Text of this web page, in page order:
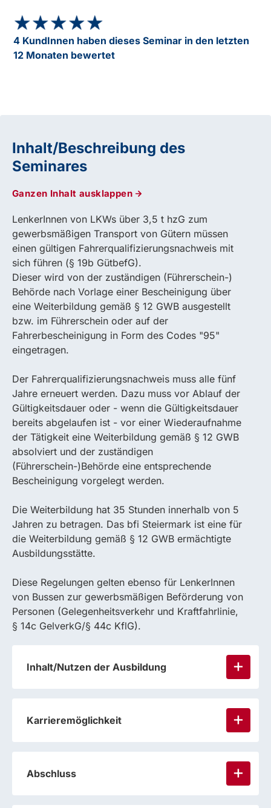
★★★★★
★★★★★
4 KundInnen haben dieses Seminar in den letzten
12 Monaten bewertet
Inhalt/Beschreibung des
Seminares
Ganzen Inhalt ausklappen
LenkerInnen von LKWs über 3,5 t hzG zum
gewerbsmäßigen Transport von Gütern müssen
einen gültigen Fahrerqualifizierungsnachweis mit
sich führen (§ 19b GütbefG).
Dieser wird von der zuständigen (Führerschein-)
Behörde nach Vorlage einer Bescheinigung über
eine Weiterbildung gemäß § 12 GWB ausgestellt
bzw. im Führerschein oder auf der
Fahrerbescheinigung in Form des Codes "95"
eingetragen.
Der Fahrerqualifizierungsnachweis muss alle fünf
Jahre erneuert werden. Dazu muss vor Ablauf der
Gültigkeitsdauer oder - wenn die Gültigkeitsdauer
bereits abgelaufen ist - vor einer Wiederaufnahme
der Tätigkeit eine Weiterbildung gemäß § 12 GWB
absolviert und der zuständigen
(Führerschein-)Behörde eine entsprechende
Bescheinigung vorgelegt werden.
Die Weiterbildung hat 35 Stunden innerhalb von 5
Jahren zu betragen. Das bfi Steiermark ist eine für
die Weiterbildung gemäß § 12 GWB ermächtigte
Ausbildungsstätte.
Diese Regelungen gelten ebenso für LenkerInnen
von Bussen zur gewerbsmäßigen Beförderung von
Personen (Gelegenheitsverkehr und Kraftfahrlinie,
§ 14c GelverkG/§ 44c KflG).
Inhalt/Nutzen der Ausbildung
Karrieremöglichkeit
Abschluss